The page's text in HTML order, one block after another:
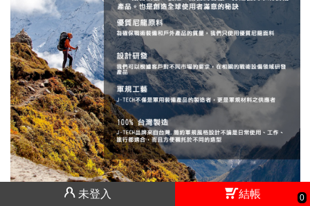
未登入 結帳 0